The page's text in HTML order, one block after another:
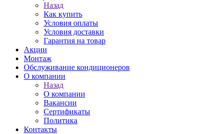
Назад
Как купить
Условия оплаты
Условия доставки
Гарантия на товар
Акции
Монтаж
Обслуживание кондиционеров
О компании
Назад
О компании
Вакансии
Сертификаты
Политика
Контакты